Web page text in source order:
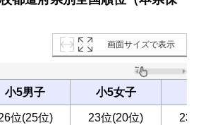
画面サイズで表示
小5男子 小5女子
位(25位) 23位(20位) 23